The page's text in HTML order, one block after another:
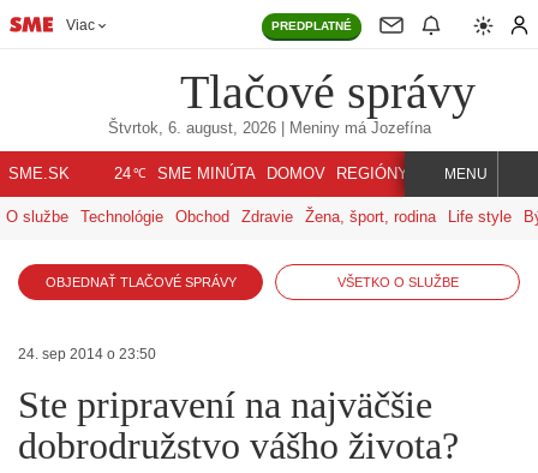
Viac PREDPLATNÉ
Tlačové správy
Štvrtok, 6. august, 2026| Meniny má Jozefína
SME.SK 24℃ SME MINÚTA DOMOV REGIÓNY INDEX SVET
MENU
O službe Technológie Obchod Zdravie Žena, šport, rodina Life style
OBJEDNAŤ TLAČOVÉ SPRÁVY VŠETKO O SLUŽBE
24. sep 2014 o 23:50
Ste pripravení na najväčšie
dobrodružstvo vášho života?